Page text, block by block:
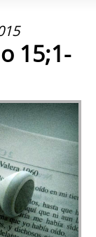
15;1-